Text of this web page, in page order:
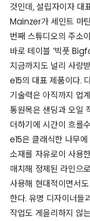
것인데, 설립자이자
Mainzer가 세인트 마
번째 스튜디오의 주소
바로 테이블 ‘빅풋
지금까지도 널리 사랑
e15의 대표 제품이다.
기술력은 아직까지 업
통원목은 샌딩과 오일
더하기에 시간이 흐를
e15은 클래식한 나무
소재를 자유로이 사용
매치해 정제된 라인으
사용해 현대적이면서
한다. 유명 디자이너들
작업도 게을리하지 않